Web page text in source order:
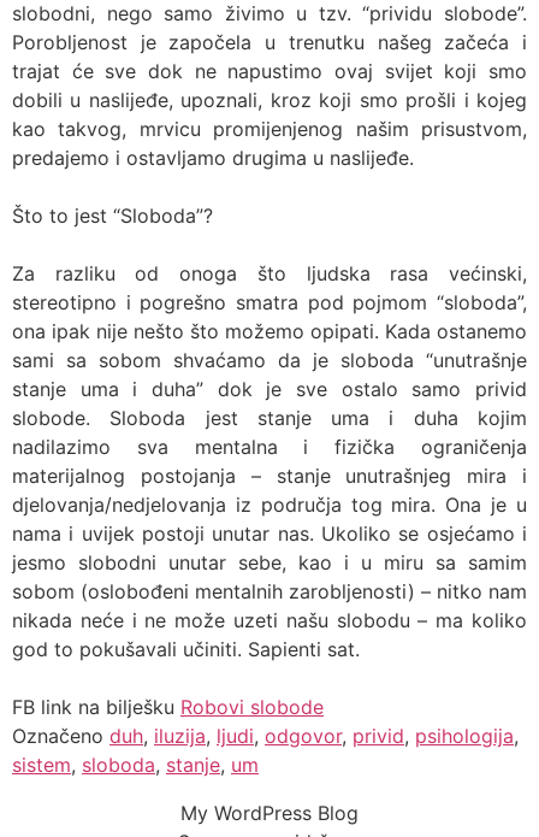
slobodni, nego samo živimo u tzv. “prividu slobode”.
Porobljenost je započela u trenutku našeg začeća i
trajat će sve dok ne napustimo ovaj svijet koji smo
dobili u naslijeđe, upoznali, kroz koji smo prošli i kojeg
kao takvog, mrvicu promijenjenog našim prisustvom,
predajemo i ostavljamo drugima u naslijeđe.
Što to jest “Sloboda”?
Za razliku od onoga što ljudska rasa većinski,
stereotipno i pogrešno smatra pod pojmom “sloboda”,
ona ipak nije nešto što možemo opipati. Kada ostanemo
sami sa sobom shvaćamo da je sloboda “unutrašnje
stanje uma i duha” dok je sve ostalo samo privid
slobode. Sloboda jest stanje uma i duha kojim
nadilazimo sva mentalna i fizička ograničenja
materijalnog postojanja – stanje unutrašnjeg mira i
djelovanja/nedjelovanja iz područja tog mira. Ona je u
nama i uvijek postoji unutar nas. Ukoliko se osjećamo i
jesmo slobodni unutar sebe, kao i u miru sa samim
sobom (oslobođeni mentalnih zarobljenosti) – nitko nam
nikada neće i ne može uzeti našu slobodu – ma koliko
god to pokušavali učiniti. Sapienti sat.
FB link na bilješku Robovi slobode
Označeno duh, iluzija, ljudi, odgovor, privid, psihologija,
sistem, sloboda, stanje, um
My WordPress Blog